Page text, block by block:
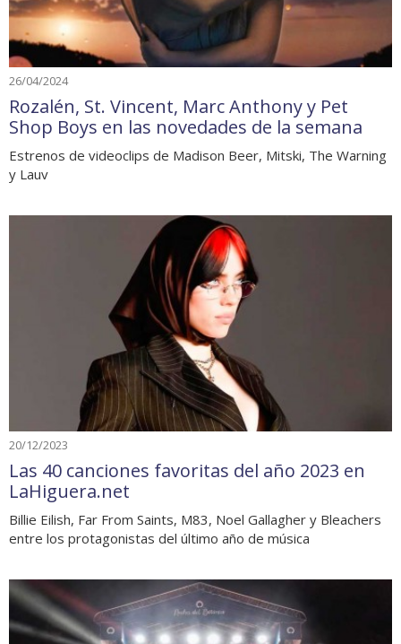
26/04/2024
Rozalén, St. Vincent, Marc Anthony y Pet
Shop Boys en las novedades de la semana
Estrenos de videoclips de Madison Beer, Mitski, The Warning
y Lauv
20/12/2023
Las 40 canciones favoritas del año 2023 en
LaHiguera.net
Billie Eilish, Far From Saints, M83, Noel Gallagher y Bleachers
entre los protagonistas del último año de música